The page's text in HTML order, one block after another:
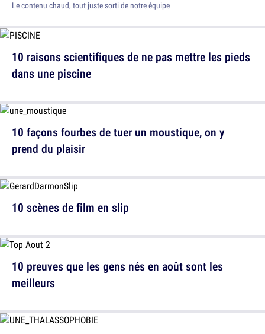
Le contenu chaud, tout juste sorti de notre équipe
10 raisons scientifiques de ne pas mettre les pieds
dans une piscine
10 scènes de film en slip
10 façons fourbes de tuer un moustique, on y
prend du plaisir
10 preuves que les gens nés en août sont les
meilleurs